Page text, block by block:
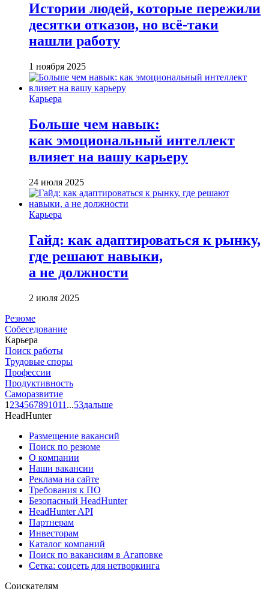
Истории людей, которые пережили
десятки отказов, но всё-таки
нашли работу
1 ноября 2025
Карьера
Больше чем навык:
как эмоциональный интеллект
влияет на вашу карьеру
24 июля 2025
Карьера
Гайд: как адаптироваться к рынку,
где решают навыки,
а не должности
2 июля 2025
Резюме
Собеседование
Карьера
Поиск работы
Трудовые споры
Профессии
Продуктивность
Саморазвитие
1 234567891011 ...53дальше
HeadHunter
Размещение вакансий
Поиск по резюме
О компании
Наши вакансии
Реклама на сайте
Требования к ПО
Безопасный HeadHunter
HeadHunter API
Партнерам
Инвесторам
Каталог компаний
Поиск по вакансиям в Агаповке
Сетка: соцсеть для нетворкинга
Соискателям